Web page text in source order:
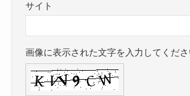
サイト
画像に表示された文字を入力してくださ